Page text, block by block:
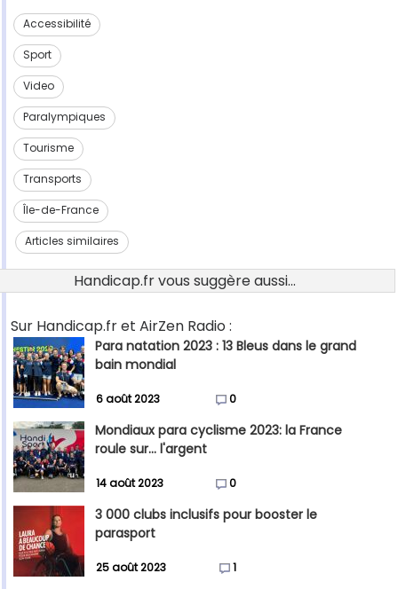
Accessibilité
Sport
Video
Paralympiques
Tourisme
Transports
Île-de-France
Articles similaires
Handicap.fr vous suggère aussi...
Sur Handicap.fr et AirZen Radio :
Para natation 2023 : 13 Bleus dans le grand
bain mondial
6 août 2023 0
Mondiaux para cyclisme 2023: la France
roule sur... l'argent
14 août 2023 0
3 000 clubs inclusifs pour booster le
parasport
25 août 2023 1